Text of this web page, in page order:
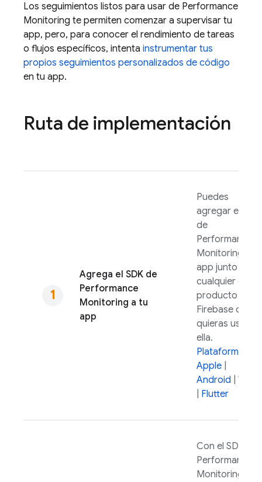
Los seguimientos listos para usar de Performance
Monitoring te permiten comenzar a supervisar tu
app, pero, para conocer el rendimiento de tareas
o flujos específicos, intenta instrumentar tus
propios seguimientos personalizados de código
en tu app.
Ruta de implementación
Agrega el SDK de
Performance
Monitoring a tu
app
Puedes
agregar el SDK
de
Performance
Monitoring
app junto con
cualquier otro
producto de
Firebase que
quieras usar en
ella.
Plataformas de
Apple
Android
Web
Flutter
Con el SDK de
Performance
Monitoring